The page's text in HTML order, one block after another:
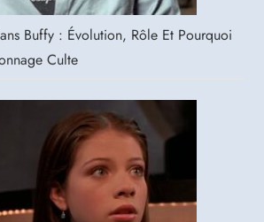
Buffy : Évolution, Rôle Et Pourquoi
Culte